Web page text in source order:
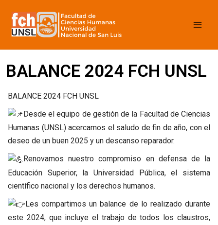
contenido
BALANCE 2024 FCH UNSL
BALANCE 2024 FCH UNSL
Desde el equipo de gestión de la Facultad de Ciencias
Humanas (UNSL) acercamos el saludo de fin de año, con el
deseo de un buen 2025 y un descanso reparador.
Renovamos nuestro compromiso en defensa de la
Educación Superior, la Universidad Pública, el sistema
científico nacional y los derechos humanos.
Les compartimos un balance de lo realizado durante
este 2024, que incluye el trabajo de todos los claustros,